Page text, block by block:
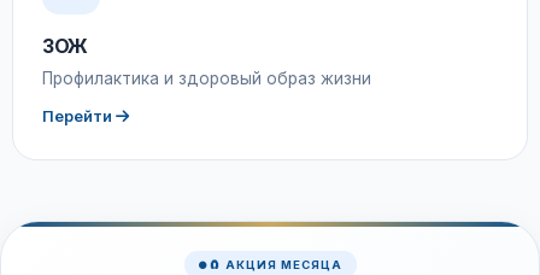
ЗОЖ
Профилактика и здоровый образ жизни
Перейти
🧲 АКЦИЯ МЕСЯЦА